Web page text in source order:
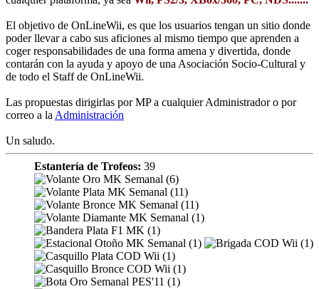
El objetivo de OnLineWii, es que los usuarios tengan un sitio donde
poder llevar a cabo sus aficiones al mismo tiempo que aprenden a
coger responsabilidades de una forma amena y divertida, donde
contarán con la ayuda y apoyo de una Asociación Socio-Cultural y
de todo el Staff de OnLineWii.
Las propuestas dirigirlas por MP a cualquier Administrador o por
correo a la Administración
Un saludo.
Estantería de Trofeos: 39